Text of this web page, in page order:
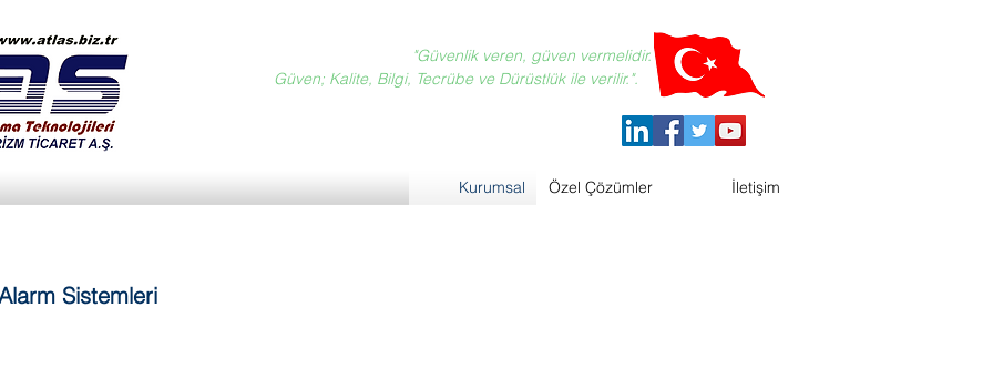
"Güvenlik veren, güven vermelidir.
Güven; Kalite, Bilgi, Tecrübe ve Dürüstlük ile verilir.".
Kurumsal Özel Çözümler İletişim
Alarm Sistemleri